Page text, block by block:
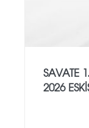
SAVATE
2026